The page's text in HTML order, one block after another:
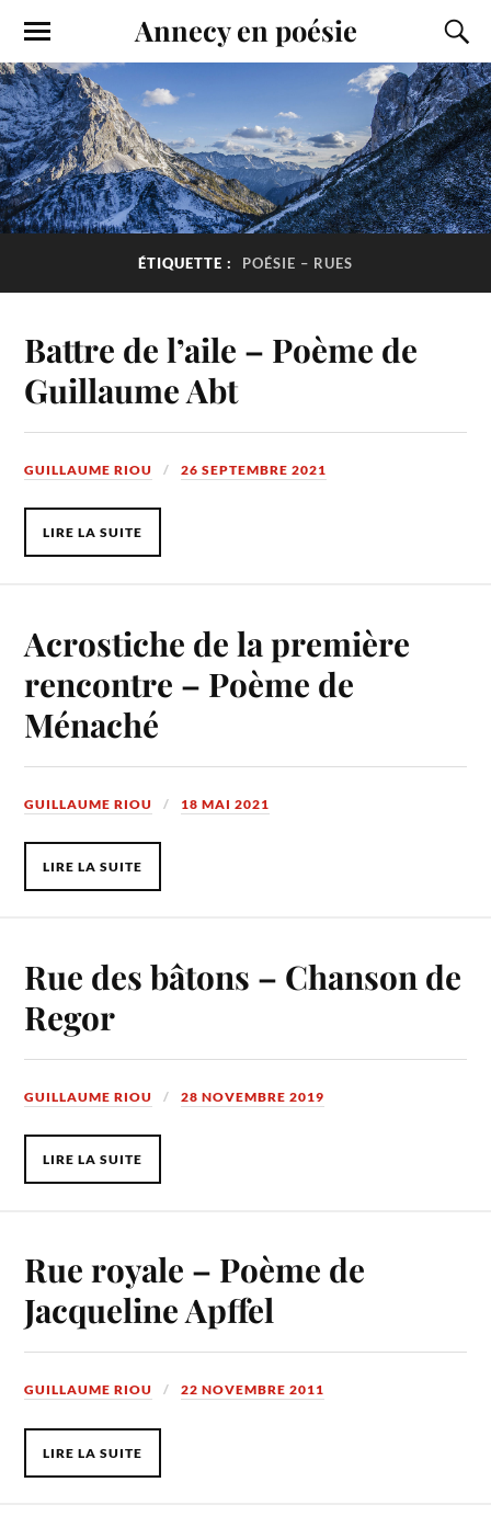
Annecy en poésie
ÉTIQUETTE : POÉSIE – RUES
Battre de l’aile – Poème de
Guillaume Abt
GUILLAUME RIOU 26 SEPTEMBRE 2021
LIRE LA SUITE
Acrostiche de la première
rencontre – Poème de
Ménaché
GUILLAUME RIOU 18 MAI 2021
LIRE LA SUITE
Rue des bâtons – Chanson de
Regor
GUILLAUME RIOU 28 NOVEMBRE 2019
LIRE LA SUITE
Rue royale – Poème de
Jacqueline Apffel
GUILLAUME RIOU 22 NOVEMBRE 2011
LIRE LA SUITE